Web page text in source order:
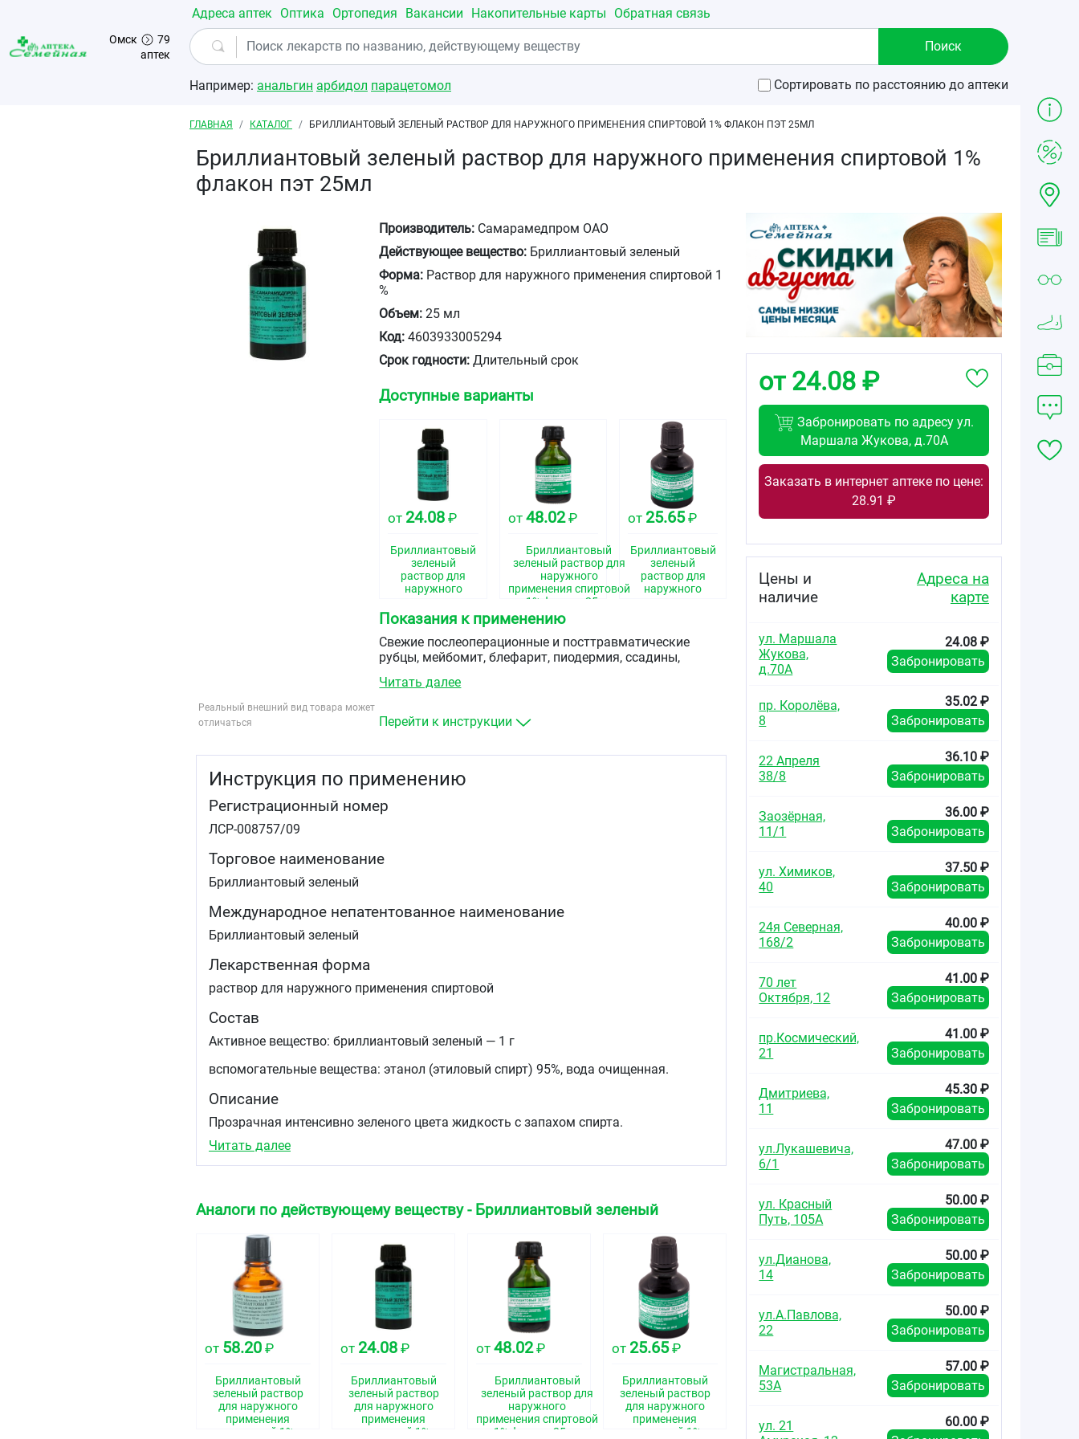
Перейти к основному содержанию
Омск
79
аптек
Адреса аптек Оптика Ортопедия Вакансии Накопительные карты Обратная связь
Например: анальгин арбидол парацетомол Сортировать по расстоянию до аптеки
Строка навигации
ГЛАВНАЯ КАТАЛОГ БРИЛЛИАНТОВЫЙ ЗЕЛЕНЫЙ РАСТВОР ДЛЯ НАРУЖНОГО ПРИМЕНЕНИЯ СПИРТОВОЙ 1% ФЛАКОН ПЭТ 25МЛ
Бриллиантовый зеленый раствор для наружного применения спиртовой 1%
флакон пэт 25мл
Реальный внешний вид товара может
отличаться
Производитель: Самарамедпром ОАО
Действующее вещество: Бриллиантовый зеленый
Форма: Раствор для наружного применения спиртовой 1
%
Объем: 25 мл
Код: 4603933005294
Срок годности: Длительный срок
Доступные варианты
от 24.08 ₽
Бриллиантовый
зеленый
раствор для
наружного
спиртовой 1%
флакон пэт 25мл
от 48.02₽
Бриллиантовый
зеленый раствор для
наружного
применения спиртовой
1% флакон 25мл
от 25.65₽
Бриллиантовый
зеленый
раствор для
наружного
Показания к применению
Свежие послеоперационные и посттравматические
рубцы, мейбомит, блефарит, пиодермия, ссадины,
Читать далее
Перейти к инструкции
Инструкция по применению
Регистрационный номер
ЛСР-008757/09
Торговое наименование
Бриллиантовый зеленый
Международное непатентованное наименование
Бриллиантовый зеленый
Лекарственная форма
раствор для наружного применения спиртовой
Состав
Активное вещество: бриллиантовый зеленый — 1 г
вспомогательные вещества: этанол (этиловый спирт) 95%, вода очищенная.
Описание
Прозрачная интенсивно зеленого цвета жидкость с запахом спирта.
Фармакотерапевтическая группа
Код АТХ
Фармакологические свойства
Фармакодинамика
Антисептический препарат (активен в отношении грамположительных бактерий).
Показания
пиодермия, ссадины, порезы, нарушения целостности кожных покровов.
Противопоказания
Гиперчувствительность.
Читать далее
Аналоги по действующему веществу - Бриллиантовый зеленый
от 58.20 ₽
Бриллиантовый
зеленый раствор
для наружного
применения
спиртовой 1%
от 24.08 ₽
Бриллиантовый
зеленый раствор
для наружного
применения
спиртовой 1%
от 48.02₽
Бриллиантовый
зеленый раствор для
наружного
применения спиртовой
1% флакон 25мл
от 25.65₽
Бриллиантовый
зеленый раствор
для наружного
применения
спиртовой 1%
от 24.08 ₽
Забронировать по адресу ул.
Маршала Жукова, д.70А
Заказать в интернет аптеке по цене:
28.91 ₽
Цены и
наличие
Адреса на
карте
ул. Маршала
Жукова,
д.70А
24.08 ₽
Забронировать
пр. Королёва,
8
35.02 ₽
Забронировать
22 Апреля
38/8
36.10 ₽
Забронировать
Заозёрная,
11/1
36.00 ₽
Забронировать
ул. Химиков,
40
37.50 ₽
Забронировать
24я Северная,
168/2
40.00 ₽
Забронировать
70 лет
Октября, 12
41.00 ₽
Забронировать
пр.Космический,
21
41.00 ₽
Забронировать
Дмитриева,
11
45.30 ₽
Забронировать
ул.Лукашевича,
6/1
47.00 ₽
Забронировать
ул. Красный
Путь, 105А
50.00 ₽
Забронировать
ул.Дианова,
14
50.00 ₽
Забронировать
ул.А.Павлова,
22
50.00 ₽
Забронировать
Магистральная,
53А
57.00 ₽
Забронировать
ул. 21
60.00 ₽